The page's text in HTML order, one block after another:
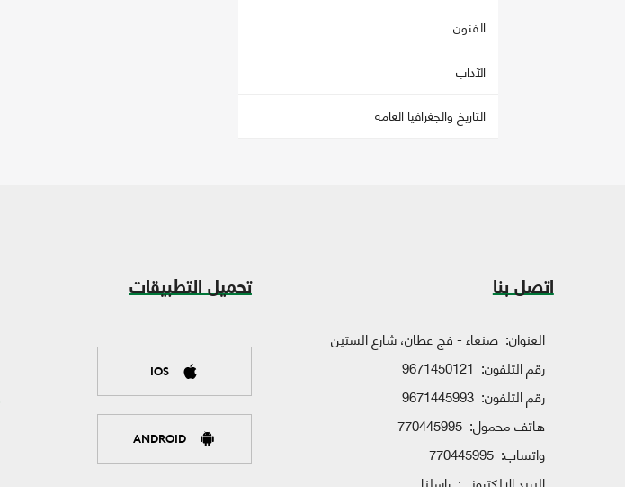
الفنون
الآداب
التاريخ والجغرافيا العامة
اتصل بنا
العنوان: صنعاء - فج عطان، شارع الستين
رقم التلفون: 9671450121
رقم التلفون: 9671445993
هاتف محمول: 770445995
واتساب: 770445995
تحميل التطبيقات
IOS
ANDROID